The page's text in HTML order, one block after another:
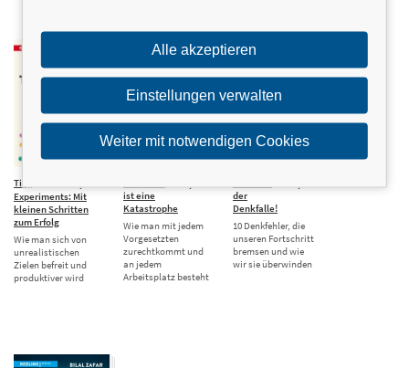
Tiny
Experiments: Mit
kleinen Schritten
zum Erfolg
Wie man sich von
unrealistischen
Zielen befreit und
produktiver wird
ist eine
Katastrophe
Wie man mit jedem
Vorgesetzten
zurechtkommt und
an jedem
Arbeitsplatz besteht
der
Denkfalle!
10 Denkfehler, die
unseren Fortschritt
bremsen und wie
wir sie überwinden
Alle akzeptieren
Einstellungen verwalten
Weiter mit notwendigen Cookies